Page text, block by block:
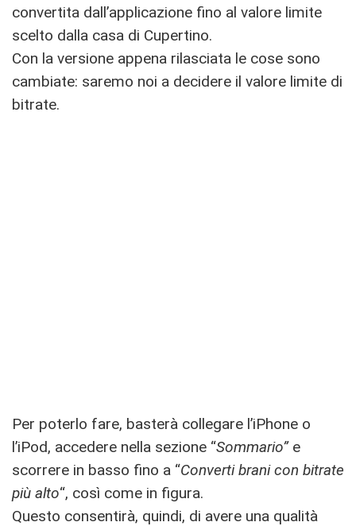
convertita dall’applicazione fino al valore limite
scelto dalla casa di Cupertino.
Con la versione appena rilasciata le cose sono
cambiate: saremo noi a decidere il valore limite di
bitrate.
Per poterlo fare, basterà collegare l’iPhone o
l’iPod, accedere nella sezione “Sommario”e
scorrere in basso fino a “Converti brani con bitrate
più alto“, così come in figura.
Questo consentirà, quindi, di avere una qualità